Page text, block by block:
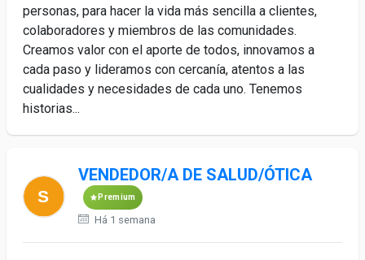
personas, para hacer la vida más sencilla a clientes,
colaboradores y miembros de las comunidades.
Creamos valor con el aporte de todos, innovamos a
cada paso y lideramos con cercanía, atentos a las
cualidades y necesidades de cada uno. Tenemos
historias...
VENDEDOR/A DE SALUD/ÓTICA
Premium
Há 1 semana